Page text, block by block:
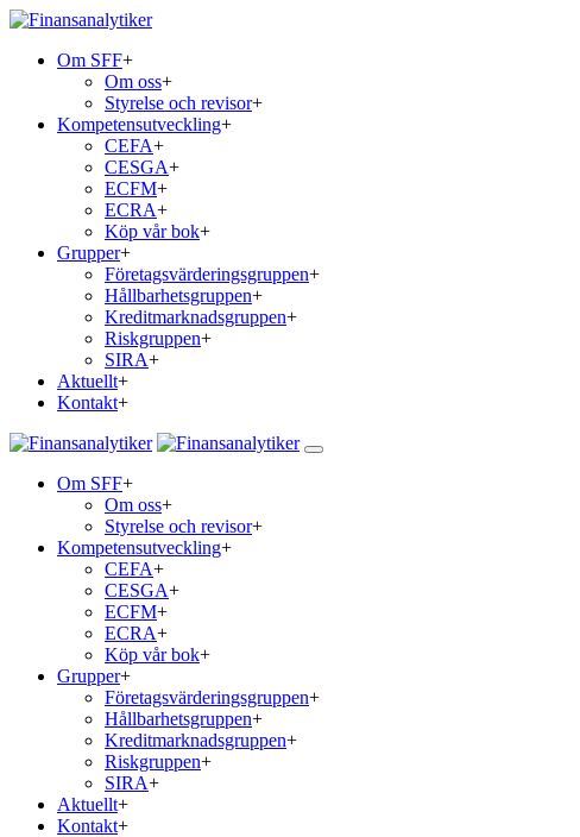
Om SFF+
Om oss+
Styrelse och revisor+
Kompetensutveckling+
CEFA+
CESGA+
ECFM+
ECRA+
Köp vår bok+
Grupper+
Företagsvärderingsgruppen+
Hållbarhetsgruppen+
Kreditmarknadsgruppen+
Riskgruppen+
SIRA+
Aktuellt+
Kontakt+
Om SFF+
Om oss+
Styrelse och revisor+
Kompetensutveckling+
CEFA+
CESGA+
ECFM+
ECRA+
Köp vår bok+
Grupper+
Företagsvärderingsgruppen+
Hållbarhetsgruppen+
Kreditmarknadsgruppen+
Riskgruppen+
SIRA+
Aktuellt+
Kontakt+